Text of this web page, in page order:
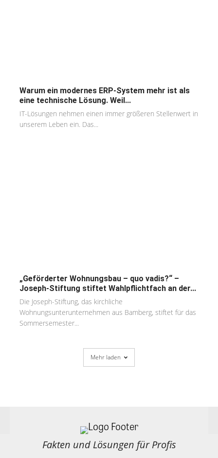
Warum ein modernes ERP-System mehr ist als
eine technische Lösung. Weil...
IT-Lösungen nehmen einen immer größeren Stellenwert in
unserem Leben ein. Das...
„Geförderter Wohnungsbau – quo vadis?“ –
Joseph-Stiftung stiftet Wahlpflichtfach an der...
Die Joseph-Stiftung, das kirchliche
Wohnungsunterunternehmen aus Bamberg, stiftet für das
Sommersemester...
Mehr laden
Fakten und Lösungen für Profis